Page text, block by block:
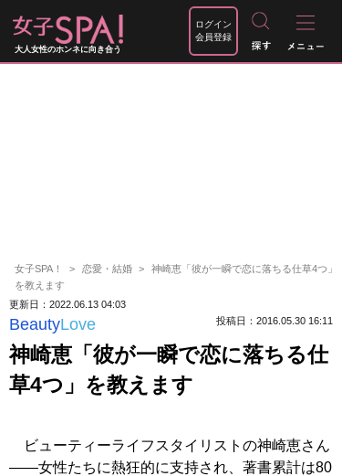
大人女性のホンネに向き合う
ログイン
会員登録
女子SPA！ 恋愛・結婚
神崎恵「彼が一瞬で恋に落ちる仕草4つ」
を教えます
更新日：2022.06.13 04:03
BeautyLove 投稿日：2016.05.30 16:11
神崎恵「彼が一瞬で恋に落ちる仕
草4つ」を教えます
ビューティーライフスタイリストの神崎恵さん
――女性たちに熱狂的に支持され、著書累計は80